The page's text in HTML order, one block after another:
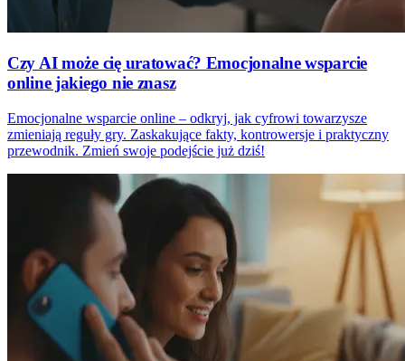
Czy AI może cię uratować? Emocjonalne wsparcie
online jakiego nie znasz
Emocjonalne wsparcie online – odkryj, jak cyfrowi towarzysze
zmieniają reguły gry. Zaskakujące fakty, kontrowersje i praktyczny
przewodnik. Zmień swoje podejście już dziś!